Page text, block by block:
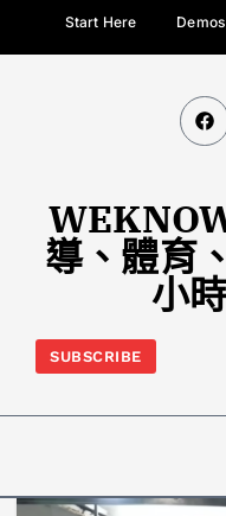
Start Here Demos
導、體育
小
SUBSCRIBE